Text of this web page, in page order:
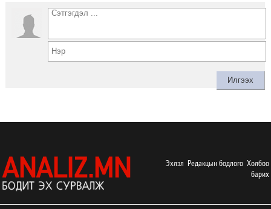
Эхлэл Редакцын бодлого Холбоо
барих